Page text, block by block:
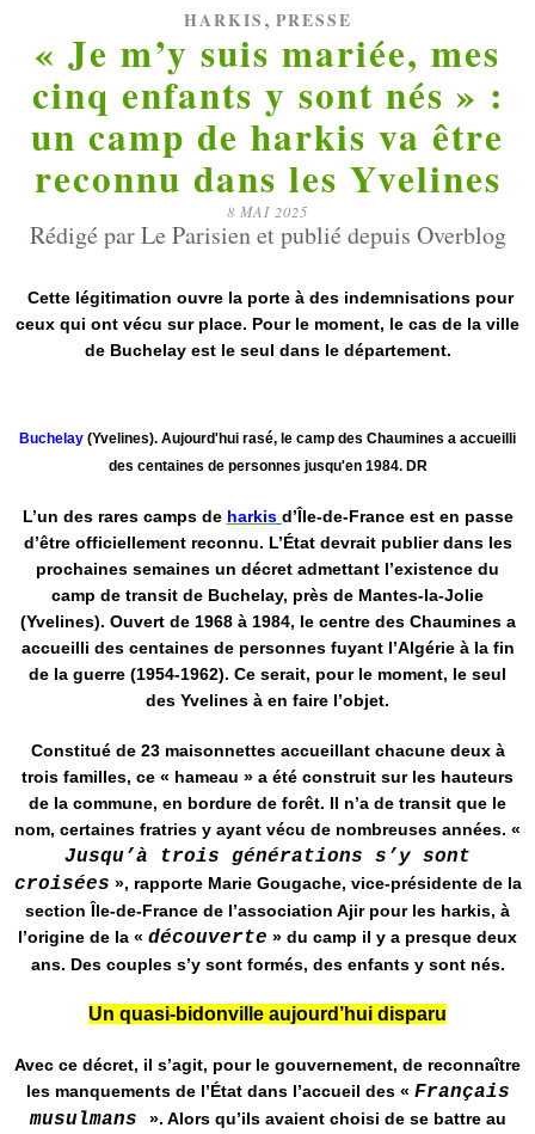
HARKIS , PRESSE
« Je m’y suis mariée, mes
cinq enfants y sont nés » :
un camp de harkis va être
reconnu dans les Yvelines
8 MAI 2025
Rédigé par Le Parisien et publié depuis Overblog
Cette légitimation ouvre la porte à des indemnisations pour
ceux qui ont vécu sur place. Pour le moment, le cas de la ville
de Buchelay est le seul dans le département.
Buchelay (Yvelines). Aujourd'hui rasé, le camp des Chaumines a accueilli
des centaines de personnes jusqu'en 1984. DR
L’un des rares camps de harkis d’Île-de-France est en passe
d’être officiellement reconnu. L’État devrait publier dans les
prochaines semaines un décret admettant l’existence du
camp de transit de Buchelay, près de Mantes-la-Jolie
(Yvelines). Ouvert de 1968 à 1984, le centre des Chaumines a
accueilli des centaines de personnes fuyant l’Algérie à la fin
de la guerre (1954-1962). Ce serait, pour le moment, le seul
des Yvelines à en faire l’objet.
Constitué de 23 maisonnettes accueillant chacune deux à
trois familles, ce « hameau » a été construit sur les hauteurs
de la commune, en bordure de forêt. Il n’a de transit que le
nom, certaines fratries y ayant vécu de nombreuses années. «
Jusqu’à trois générations s’y sont
croisées », rapporte Marie Gougache, vice-présidente de la
section Île-de-France de l’association Ajir pour les harkis, à
l’origine de la « découverte » du camp il y a presque deux
ans. Des couples s’y sont formés, des enfants y sont nés.
Un quasi-bidonville aujourd’hui disparu
Avec ce décret, il s’agit, pour le gouvernement, de reconnaître
les manquements de l’État dans l’accueil des « Français
musulmans ». Alors qu’ils avaient choisi de se battre au